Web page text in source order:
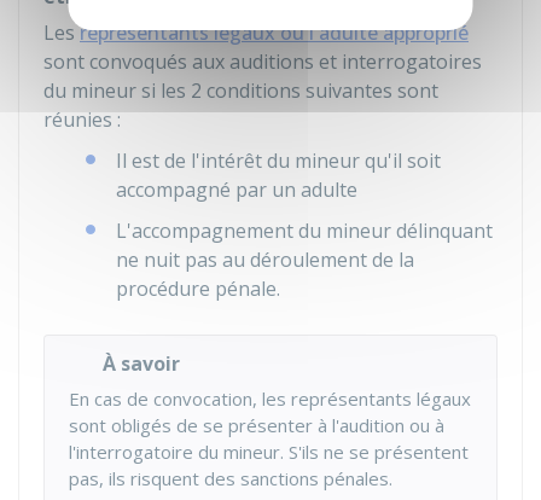
Lesreprésentants légaux ou l'adulte approprié
sont convoqués aux auditions et interrogatoires
du mineur si les 2 conditions suivantes sont
réunies :
Il est de l'intérêt du mineur qu'il soit
accompagné par un adulte
L'accompagnement du mineur délinquant
ne nuit pas au déroulement de la
procédure pénale.
À savoir
En cas de convocation, les représentants légaux
sont obligés de se présenter à l'audition ou à
l'interrogatoire du mineur. S'ils ne se présentent
pas, ils risquent des sanctions pénales.